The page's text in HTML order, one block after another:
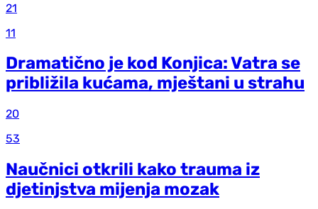
21
11
Dramatično je kod Konjica: Vatra se
približila kućama, mještani u strahu
20
53
Naučnici otkrili kako trauma iz
d‌jetinjstva mijenja mozak